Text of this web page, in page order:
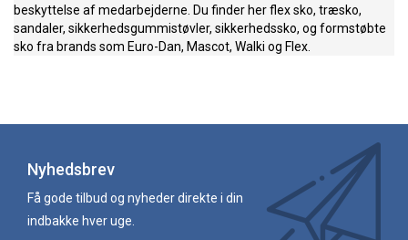
beskyttelse af medarbejderne. Du finder her flex sko, træsko,
sandaler, sikkerhedsgummistøvler, sikkerhedssko, og formstøbte
sko fra brands som Euro-Dan, Mascot, Walki og Flex.
Nyhedsbrev
Få gode tilbud og nyheder direkte i din
indbakke hver uge.